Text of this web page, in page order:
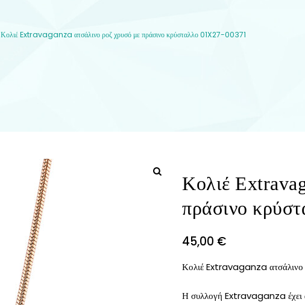
Κολιέ Extravaganza ατσάλινο ροζ χρυσό με πράσινο κρύσταλλο 01X27-00371
Κολιέ
πράσινο
45,00 €
Κολιέ Extravaganza ατσάλινο
Η συλλογή Extravaganza έχει